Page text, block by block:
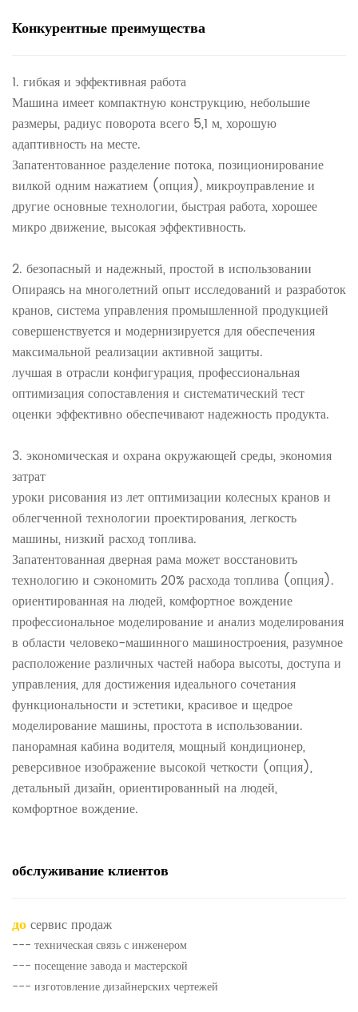
Конкурентные преимущества
1. гибкая и эффективная работа
Машина имеет компактную конструкцию, небольшие
размеры, радиус поворота всего 5,1 м, хорошую
адаптивность на месте.
Запатентованное разделение потока, позиционирование
вилкой одним нажатием (опция), микроуправление и
другие основные технологии, быстрая работа, хорошее
микро движение, высокая эффективность.
2. безопасный и надежный, простой в использовании
Опираясь на многолетний опыт исследований и разработок
кранов, система управления промышленной продукцией
совершенствуется и модернизируется для обеспечения
максимальной реализации активной защиты.
лучшая в отрасли конфигурация, профессиональная
оптимизация сопоставления и систематический тест
оценки эффективно обеспечивают надежность продукта.
3. экономическая и охрана окружающей среды, экономия
затрат
уроки рисования из лет оптимизации колесных кранов и
облегченной технологии проектирования, легкость
машины, низкий расход топлива.
Запатентованная дверная рама может восстановить
технологию и сэкономить 20% расхода топлива (опция).
ориентированная на людей, комфортное вождение
профессиональное моделирование и анализ моделирования
в области человеко-машинного машиностроения, разумное
расположение различных частей набора высоты, доступа и
управления, для достижения идеального сочетания
функциональности и эстетики, красивое и щедрое
моделирование машины, простота в использовании.
панорамная кабина водителя, мощный кондиционер,
реверсивное изображение высокой четкости (опция),
детальный дизайн, ориентированный на людей,
комфортное вождение.
обслуживание клиентов
досервис продаж
--- техническая связь с инженером
--- посещение завода и мастерской
--- изготовление дизайнерских чертежей